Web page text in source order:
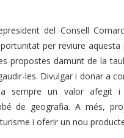
del Consell
per reviure
propostes damunt de la
les. Divulgar i donar a
sempre un valor
de geografia. A més,
i oferir un nou